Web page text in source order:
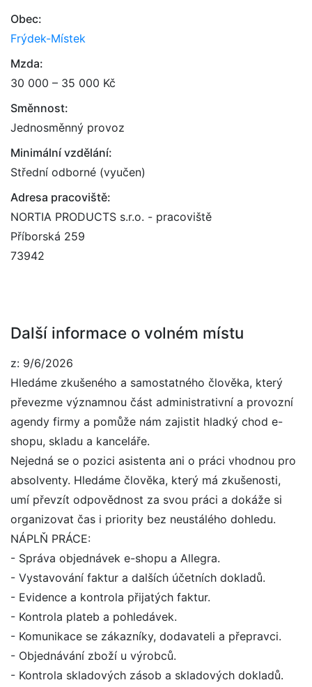
Obec:
Frýdek-Místek
Mzda:
30 000 – 35 000 Kč
Směnnost:
Jednosměnný provoz
Minimální vzdělání:
Střední odborné (vyučen)
Adresa pracoviště:
NORTIA PRODUCTS s.r.o. - pracoviště
Příborská 259
73942
Další informace o volném místu
z: 9/6/2026
Hledáme zkušeného a samostatného člověka, který
převezme významnou část administrativní a provozní
agendy firmy a pomůže nám zajistit hladký chod e-
shopu, skladu a kanceláře.
Nejedná se o pozici asistenta ani o práci vhodnou pro
absolventy. Hledáme člověka, který má zkušenosti,
umí převzít odpovědnost za svou práci a dokáže si
organizovat čas i priority bez neustálého dohledu.
NÁPLŇ PRÁCE:
- Správa objednávek e-shopu a Allegra.
- Vystavování faktur a dalších účetních dokladů.
- Evidence a kontrola přijatých faktur.
- Kontrola plateb a pohledávek.
- Komunikace se zákazníky, dodavateli a přepravci.
- Objednávání zboží u výrobců.
- Kontrola skladových zásob a skladových dokladů.